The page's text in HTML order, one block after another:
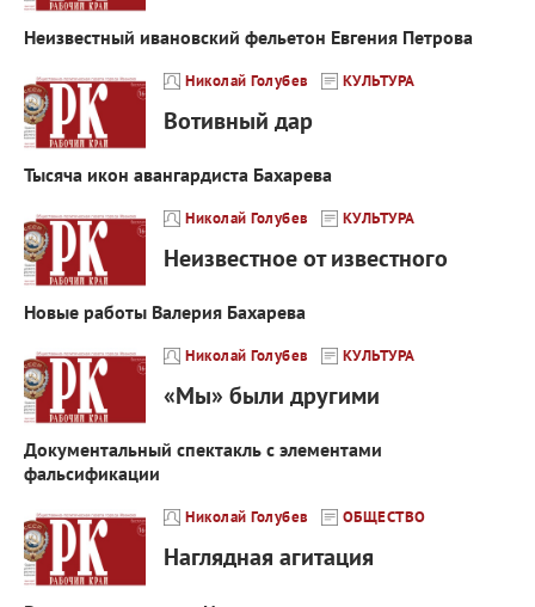
Неизвестный ивановский фельетон Евгения Петрова
Николай Голубев КУЛЬТУРА
Вотивный дар
Тысяча икон авангардиста Бахарева
Николай Голубев КУЛЬТУРА
Неизвестное от известного
Новые работы Валерия Бахарева
Николай Голубев КУЛЬТУРА
«Мы» были другими
Документальный спектакль с элементами
фальсификации
Николай Голубев ОБЩЕСТВО
Наглядная агитация